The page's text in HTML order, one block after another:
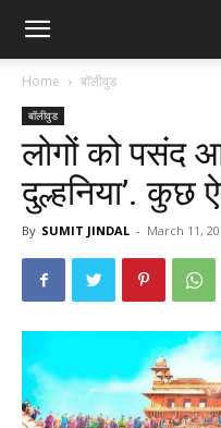
Home बॉलीवुड
बॉलीवुड
लोगों को पसंद
दुल्हनिया’. कुछ
By SUMIT JINDAL - March 11,